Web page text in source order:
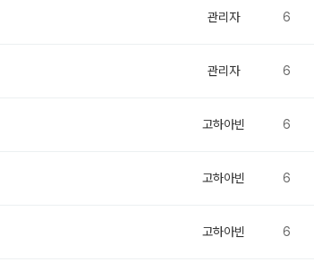
관리자 6
관리자 6
고하아빈 6
고하아빈 6
고하아빈 6